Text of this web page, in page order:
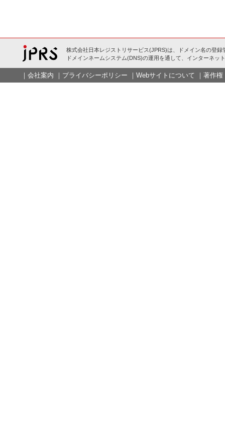
株式会社日本レジストリサービス(JPRS)は、ドメイン名の登録
ドメインネームシステム(DNS)の運用を通して、インターネッ
｜ 会社案内 ｜ プライバシーポリシー ｜ Webサイトについて ｜ 著作権